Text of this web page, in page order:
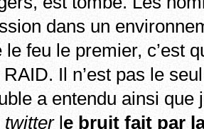
dans un
feu le premier, c’est
Il n’est pas le
a entendu ainsi que
twitterl e bruit fait par